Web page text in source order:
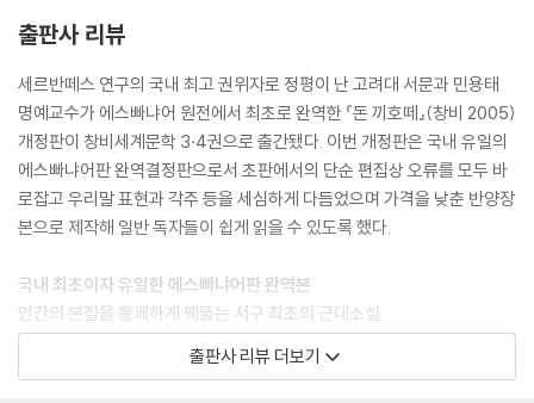
그리고 땀 흘린 댓가로 모든 걸 잘 끝낸 이야기
발간사
출판사 리뷰
세르반떼스 연구의 국내 최고 권위자로 정평이 난 고려대 서문과 민용태
명예교수가 에스빠냐어 원전에서 최초로 완역한 『돈 끼호떼』(창비 2005)
개정판이 창비세계문학 3·4권으로 출간됐다. 이번 개정판은 국내 유일의
에스빠냐어판 완역결정판으로서 초판에서의 단순 편집상 오류를 모두 바
로잡고 우리말 표현과 각주 등을 세심하게 다듬었으며 가격을 낮춘 반양장
본으로 제작해 일반 독자들이 쉽게 읽을 수 있도록 했다.
국내 최초이자 유일한 에스빠냐어판 완역본
인간의 본질을 통쾌하게 꿰뚫는 서구 최초의 근대소설
『돈 끼호떼』(전2권) 개정판 출간
출판사 리뷰 더보기